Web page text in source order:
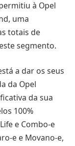
à Opel
uma
totais de
segmento.
a dar os seus
da Opel
da sua
100%
e Combo-e
e e Movano-e,